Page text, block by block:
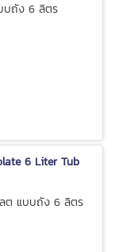
บถัง 6 ลิตร
6 Liter Tub
ต แบบถัง 6 ลิตร